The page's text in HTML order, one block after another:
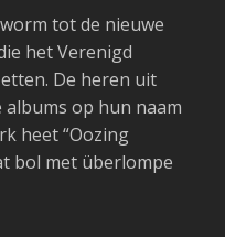
tot de nieuwe
het Verenigd
De heren uit
op hun naam
heet “Oozing
bol met überlompe